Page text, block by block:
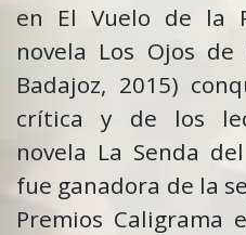
en El Vuelo de la
novela Los Ojos de
Badajoz, 2015)
crítica y de los
novela La Senda
fue ganadora de la
Premios Caligrama